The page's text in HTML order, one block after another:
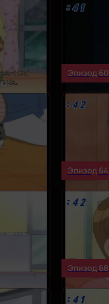
Эпизод 60
Эпизод 64
Эпизод 68